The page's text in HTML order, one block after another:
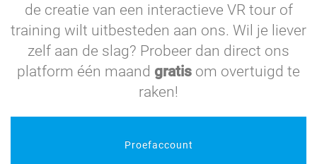
de creatie van een interactieve VR tour of
training wilt uitbesteden aan ons. Wil je liever
zelf aan de slag? Probeer dan direct ons
platform één maand gratis om overtuigd te
raken!
Proefaccount